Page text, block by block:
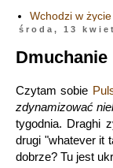
Wchodzi w
środa, 13
Czytam sobie
zdynamizować
tygodnia. Draghi
drugi "whatever it
dobrze? Tu jest